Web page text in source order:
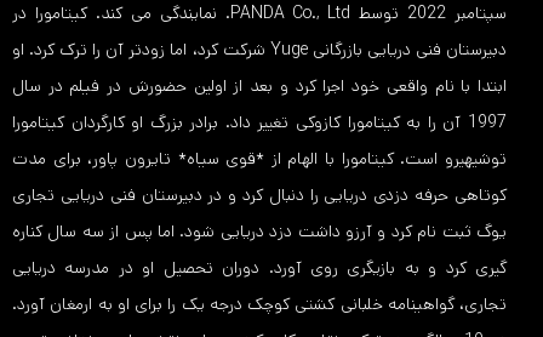
سپتامبر 2022 توسط PANDA Co., Ltd. نمایندگی می کند. کیتامورا در
دبیرستان فنی دریایی بازرگانی Yuge شرکت کرد، اما زودتر آن را ترک کرد. او
ابتدا با نام واقعی خود اجرا کرد و بعد از اولین حضورش در فیلم در سال
1997 آن را به کیتامورا کازوکی تغییر داد. برادر بزرگ او کارگردان کیتامورا
توشیهیرو است. کیتامورا با الهام از *قوی سیاه* تایرون پاور، برای مدت
کوتاهی حرفه دزدی دریایی را دنبال کرد و در دبیرستان فنی دریایی تجاری
یوگ ثبت نام کرد و آرزو داشت دزد دریایی شود. اما پس از سه سال کناره
گیری کرد و به بازیگری روی آورد. دوران تحصیل او در مدرسه دریایی
تجاری، گواهینامه خلبانی کشتی کوچک درجه یک را برای او به ارمغان آورد.